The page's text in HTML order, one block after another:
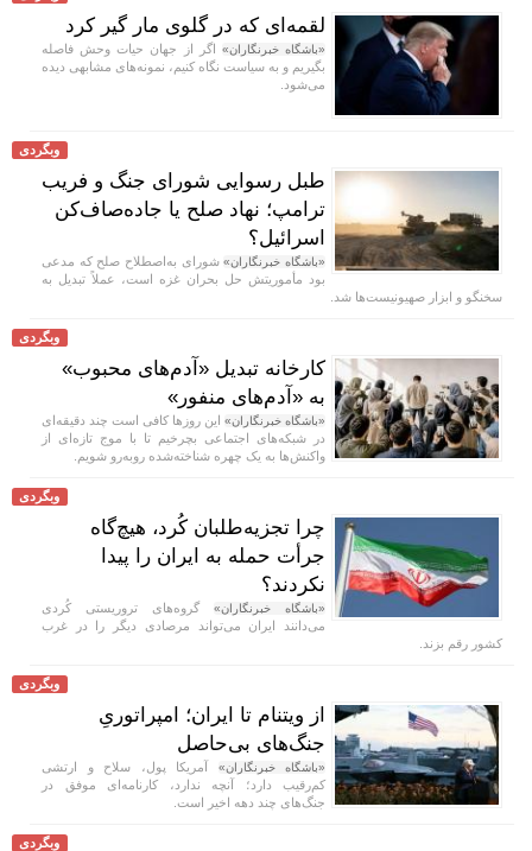
لقمه‌ای که در گلوی مار گیر کرد
«باشگاه خبرنگاران» اگر از جهان حیات وحش فاصله
بگیریم و به سیاست نگاه کنیم، نمونه‌های مشابهی دیده
می‌شود.
وبگردی
طبل رسوایی شورای جنگ و فریب
ترامپ؛ نهاد صلح یا جاده‌صاف‌کن
اسرائیل؟
«باشگاه خبرنگاران»شورای به‌اصطلاح صلح که مدعی
بود مأموریتش حل بحران غزه است، عملاً تبدیل به
سخنگو و ابزار صهیونیست‌ها شد.
وبگردی
کارخانه تبدیل «آدم‌های محبوب»
به «آدم‌های منفور»
«باشگاه خبرنگاران» این روز‌ها کافی است چند دقیقه‌ای
در شبکه‌های اجتماعی بچرخیم تا با موج تازه‌ای از
واکنش‌ها به یک چهره شناخته‌شده روبه‌رو شویم.
وبگردی
چرا تجزیه‌طلبان کُرد، هیچ‌گاه
جرأت حمله به ایران را پیدا
نکردند؟
«باشگاه خبرنگاران» گروه‌های تروریستی کُردی
می‌دانند ایران می‌تواند مرصادی دیگر را در غرب
کشور رقم بزند.
وبگردی
از ویتنام تا ایران؛ امپراتوریِ
جنگ‌های بی‌حاصل
«باشگاه خبرنگاران» آمریکا پول، سلاح و ارتشی
کم‌رقیب دارد؛ آنچه ندارد، کارنامه‌ای موفق در
جنگ‌های چند دهه اخیر است.
وبگردی